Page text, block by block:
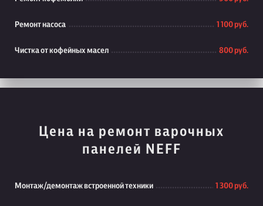
Ремонт насоса 1 100 руб.
Чистка от кофейных масел 800 руб.
Цена на ремонт варочных
панелей NEFF
Монтаж/демонтаж встроенной техники 1 300 руб.